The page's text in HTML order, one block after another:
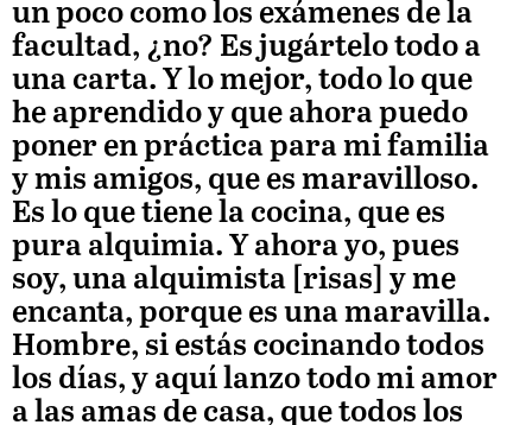
un poco como los exámenes de la
facultad, ¿no? Es jugártelo todo a
una carta. Y lo mejor, todo lo que
he aprendido y que ahora puedo
poner en práctica para mi familia
y mis amigos, que es maravilloso.
Es lo que tiene la cocina, que es
pura alquimia. Y ahora yo, pues
soy, una alquimista [risas] y me
encanta, porque es una maravilla.
Hombre, si estás cocinando todos
los días, y aquí lanzo todo mi amor
a las amas de casa, que todos los